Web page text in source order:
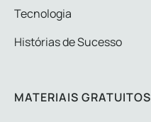
Tecnologia
Histórias de Sucesso
MATERIAIS GRATUITOS